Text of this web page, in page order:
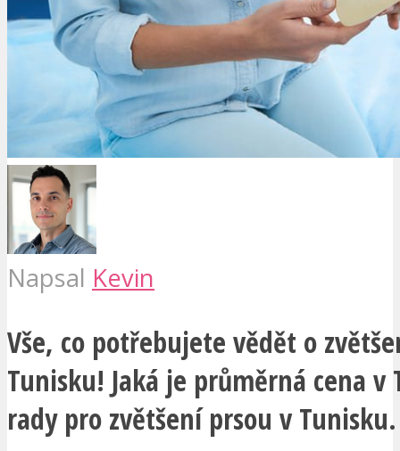
Napsal Kevin
Vše, co potřebujete vědět o
Tunisku! Jaká je průměrná cena v
rady pro zvětšení prsou v Tunisku.